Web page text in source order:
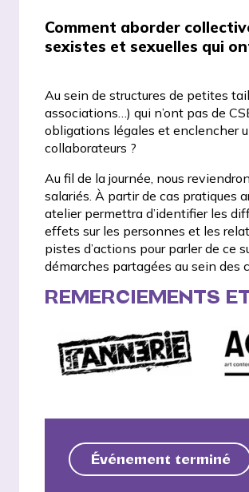
Comment aborder
sexistes et sexuelles qui
Au sein de structures de petites
associations…) qui n’ont pas de
obligations légales et enclencher
collaborateurs ?
Au fil de la journée, nous
salariés. À partir de cas pratiques
atelier permettra d’identifier les
effets sur les personnes et les
pistes d’actions pour parler de ce
démarches partagées au sein des
REMERCIEMENTS
Événement terminé